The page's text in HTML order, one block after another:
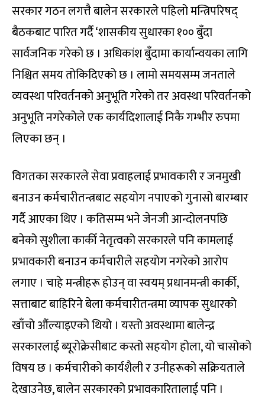
सरकार गठन लगत्तै बालेन सरकारले पहिलो मन्त्रिपरिषद्
बैठकबाट पारित गर्दै ‘शासकीय सुधारका १०० बुँदा
सार्वजनिक गरेको छ । अधिकांश बुँदामा कार्यान्वयका लागि
निश्चित समय तोकिदिएको छ । लामो समयसम्म जनताले
व्यवस्था परिवर्तनको अनुभूति गरेको तर अवस्था परिवर्तनको
अनुभूति नगरेकोले एक कार्यदिशालाई निकै गम्भीर रुपमा
लिएका छन् ।
विगतका सरकारले सेवा प्रवाहलाई प्रभावकारी र जनमुखी
बनाउन कर्मचारीतन्त्रबाट सहयोग नपाएको गुनासो बारम्बार
गर्दै आएका थिए । कतिसम्म भने जेनजी आन्दोलनपछि
बनेको सुशीला कार्की नेतृत्वको सरकारले पनि कामलाई
प्रभावकारी बनाउन कर्मचारीले सहयोग नगरेको आरोप
लगाए । चाहे मन्त्रीहरू होउन् वा स्वयम् प्रधानमन्त्री कार्की,
सत्ताबाट बाहिरिने बेला कर्मचारीतन्त्रमा व्यापक सुधारको
खाँचो औंल्याइएको थियो । यस्तो अवस्थामा बालेन्द्र
सरकारलाई ब्यूरोक्रेसीबाट कस्तो सहयोग होला, यो चासोको
विषय छ । कर्मचारीको कार्यशैली र उनीहरूको सक्रियताले
देखाउनेछ, बालेन सरकारको प्रभावकारितालाई पनि ।